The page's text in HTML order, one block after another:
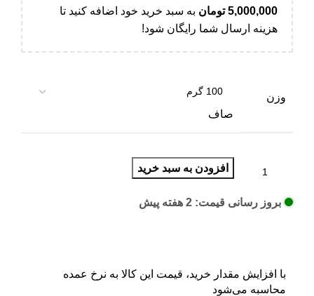
5,000,000 تومان به سبد خرید خود اضافه کنید تا
هزینه ارسال شما رایگان شود!
وزن
صاف
افزودن به سبد خرید
بروز رسانی قیمت: 2 هفته پیش
با افزایش مقدار خرید، قیمت این کالا به نرخ عمده
محاسبه می‌شود